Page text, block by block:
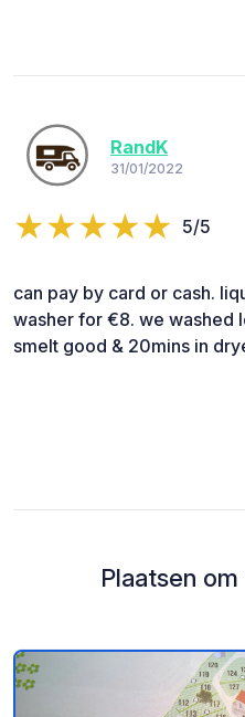
RandK
31/01/2022
5/5
can pay by card or cash.
washer for €8. we washed
smelt good & 20mins in
Plaatsen